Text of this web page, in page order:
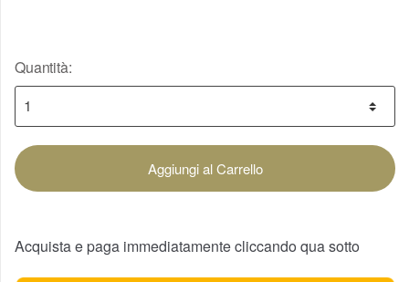
Quantità:
Aggiungi al Carrello
Acquista e paga immediatamente cliccando qua sotto